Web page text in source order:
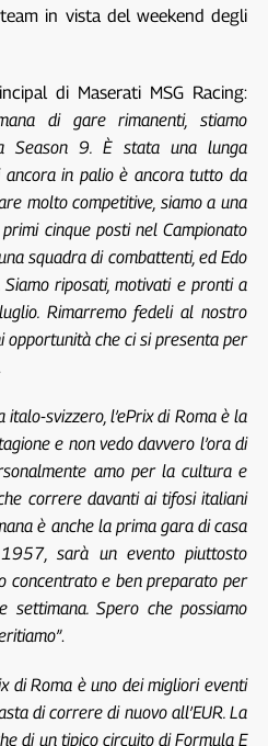
in vista del weekend degli
di Maserati MSG Racing:
di gare rimanenti, stiamo
Season 9. È stata una lunga
in palio è ancora tutto da
molto competitive, siamo a una
cinque posti nel Campionato
squadra di combattenti, ed Edo
riposati, motivati e pronti a
Rimarremo fedeli al nostro
che ci si presenta per
italo-svizzero, l’ePrix di Roma è la
e non vedo davvero l’ora di
amo per la cultura e
correre davanti ai tifosi italiani
è anche la prima gara di casa
sarà un evento piuttosto
concentrato e ben preparato per
settimana. Spero che possiamo
.
di Roma è uno dei migliori eventi
di correre di nuovo all’EUR. La
di un tipico circuito di Formula E